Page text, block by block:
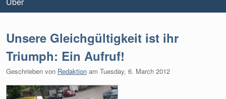
Unsere Gleichgültigkeit ist ihr
Triumph: Ein Aufruf!
Geschrieben von Redaktion am Tuesday, 6. March 2012